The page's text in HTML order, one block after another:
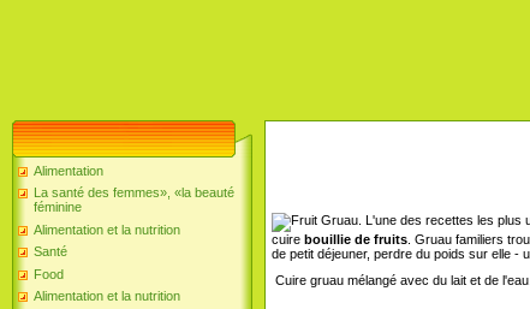
Alimentation
La santé des femmes», «la beauté
féminine
Alimentation et la nutrition
Santé
Food
Alimentation et la nutrition
L'une des recettes les plus
cuire bouillie de fruits . Gruau familiers
de petit déjeuner, perdre du poids sur elle -
Cuire gruau mélangé avec du lait et de